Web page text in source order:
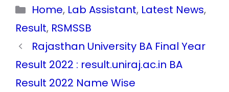
Categories
Home, Lab Assistant, Latest News,
Result, RSMSSB
Rajasthan University BA Final Year
Result 2022 : result.uniraj.ac.in BA
Result 2022 Name Wise